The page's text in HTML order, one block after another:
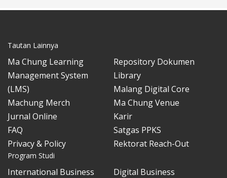
Tautan Lainnya
Ma Chung Learning
Management System
(LMS)
Repository Dokumen
Library
Malang Digital Core
Machung Merch
Ma Chung Venue
Jurnal Online
Karir
FAQ
Satgas PPKS
Privacy & Policy
Rektorat Reach-Out
Program Studi
International Business
Digital Business